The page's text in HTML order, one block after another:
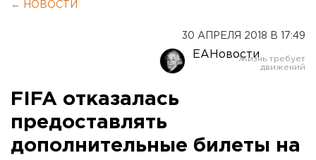
← НОВОСТИ
30 АПРЕЛЯ 2018 В 17:49
ЕАНовости
FIFA отказалась
предоставлять
дополнительные билеты на